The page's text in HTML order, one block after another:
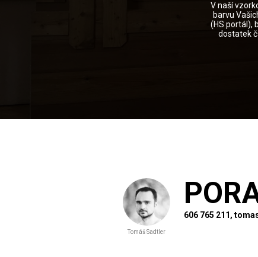
V naší
barvu
(HS portál),
dostatek
Tomáš Sadtler
606 765 211,